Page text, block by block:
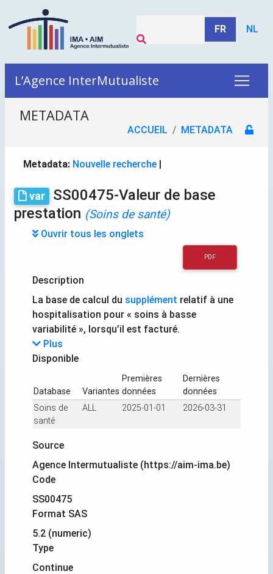
FR NL
L’Agence InterMutualiste
METADATA
ACCUEIL METADATA
Metadata: Nouvelle recherche |
var
SS00475-Valeur de base
prestation (Soins de santé)
Ouvrir tous les onglets
PDF
Description
La base de calcul du supplément relatif à une
hospitalisation pour « soins à basse
variabilité », lorsqu’il est facturé.
Plus
Disponible
Database Variantes
Premières
données
Dernières
données
Soins de
santé
ALL 2025-01-01 2026-03-31
Source
Agence Intermutualiste (https://aim-ima.be)
Code
SS00475
Format SAS
5.2 (numeric)
Type
Continue